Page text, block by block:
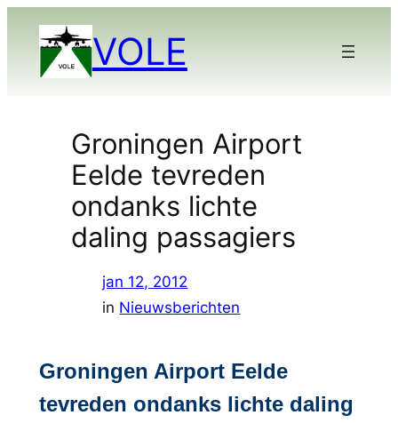
VOLE
Groningen Airport
Eelde tevreden
ondanks lichte
daling passagiers
jan 12, 2012
in Nieuwsberichten
Groningen Airport Eelde
tevreden ondanks lichte daling